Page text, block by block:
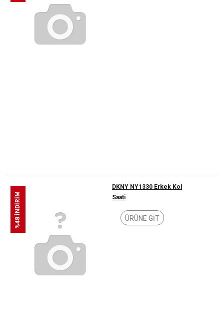
%48 İNDİRİM
DKNY NY1330 Erkek Kol
Saati
ÜRÜNE GİT